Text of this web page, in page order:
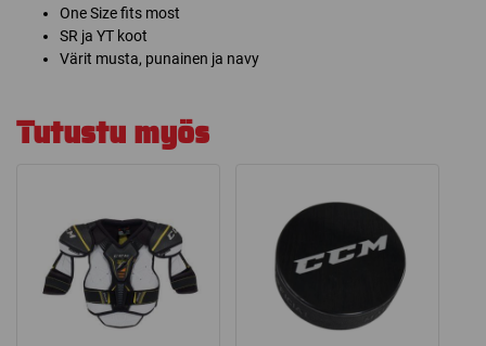
One Size fits most
SR ja YT koot
Värit musta, punainen ja navy
Tutustu myös